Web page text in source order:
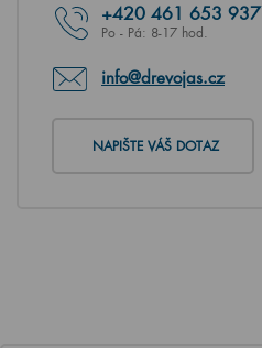
+420 461 653 937
Po - Pá: 8-17 hod.
info@drevojas.cz
NAPIŠTE VÁŠ DOTAZ